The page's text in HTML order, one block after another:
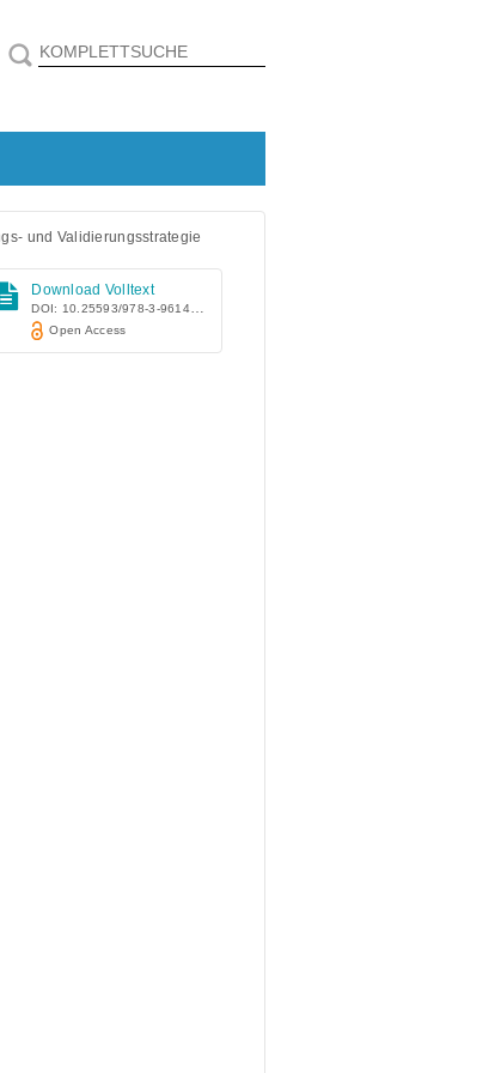
und Validierungsstrategie
Download Volltext
DOI: 10.25593/978-3-96147-690-9
Open Access